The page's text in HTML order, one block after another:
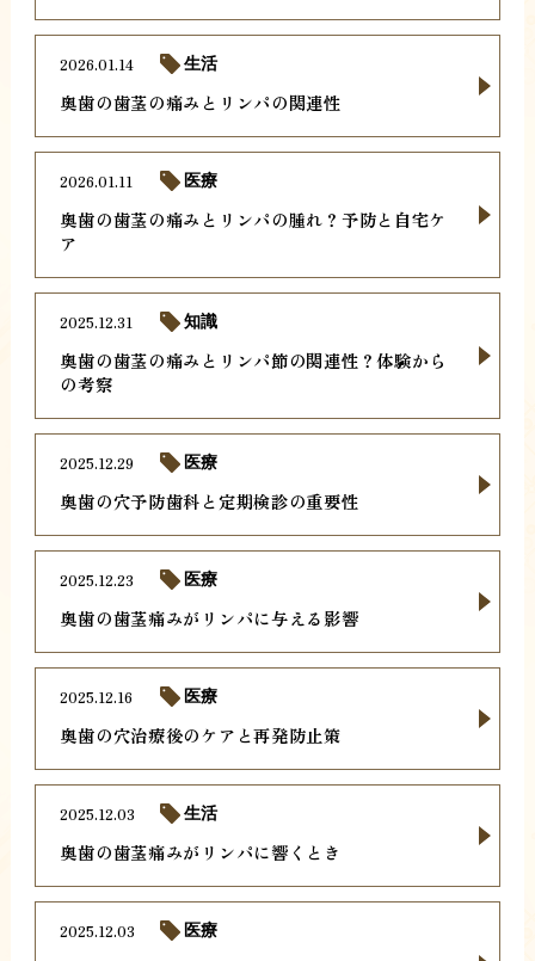
奥歯の歯茎の痛みとリンパの関連性
2026.01.14 生活
奥歯の歯茎の痛みとリンパの腫れ？予防と自宅ケ
ア
2026.01.11 医療
奥歯の歯茎の痛みとリンパ節の関連性？体験から
の考察
2025.12.31 知識
奥歯の穴予防歯科と定期検診の重要性
2025.12.29 医療
奥歯の歯茎痛みがリンパに与える影響
2025.12.23 医療
奥歯の穴治療後のケアと再発防止策
2025.12.16 医療
奥歯の歯茎痛みがリンパに響くとき
2025.12.03 生活
2025.12.03 医療